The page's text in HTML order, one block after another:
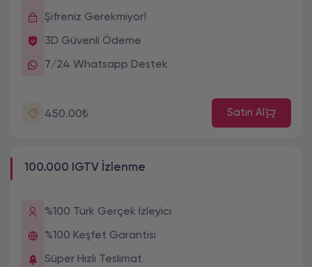
Şifreniz Gerekmiyor!
3D Güvenli Ödeme
7/24 Whatsapp Destek
450.00₺ Satın Al
100.000 IGTV İzlenme
%100 Türk Gerçek İzleyici
%100 Keşfet Garantisi
Süper Hızlı Teslimat